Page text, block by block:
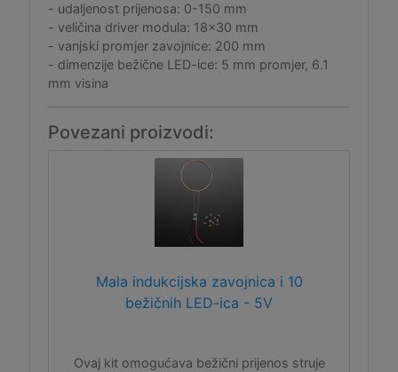
- udaljenost prijenosa: 0-150 mm
- veličina driver modula: 18x30 mm
- vanjski promjer zavojnice: 200 mm
- dimenzije bežične LED-ice: 5 mm promjer, 6.1
mm visina
Povezani proizvodi:
Mala indukcijska zavojnica i 10
bežičnih LED-ica - 5V
Ovaj kit omogućava bežični prijenos struje